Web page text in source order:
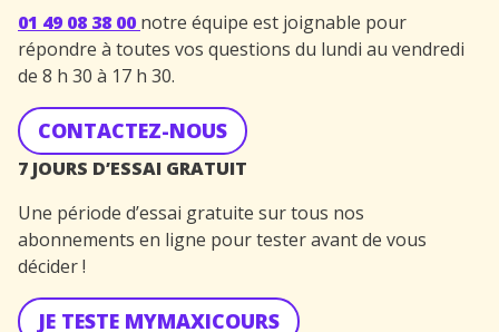
01 49 08 38 00 notre équipe est joignable pour
répondre à toutes vos questions du lundi au vendredi
de 8 h 30 à 17 h 30.
CONTACTEZ-NOUS
7 JOURS D’ESSAI GRATUIT
Une période d’essai gratuite sur tous nos
abonnements en ligne pour tester avant de vous
décider !
JE TESTE MYMAXICOURS